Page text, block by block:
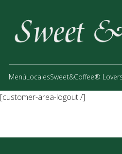
MenúLocalesSweet&Coffee®
[customer-area-logout /]